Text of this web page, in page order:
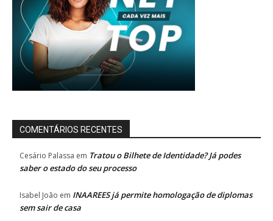
COMENTÁRIOS RECENTES
Cesário Palassa em Tratou o Bilhete de Identidade? Já podes
saber o estado do seu processo
Isabel João em INAAREES já permite homologação de diplomas
sem sair de casa